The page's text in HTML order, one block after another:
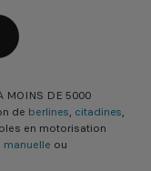
MOINS DE 5000
de berlines, citadines,
en motorisation
manuelle ou